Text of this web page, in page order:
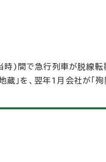
)間で急行列車が脱線転
」を、翌年1月会社が「殉